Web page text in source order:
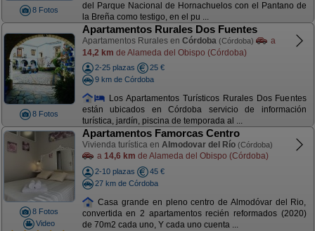
8 Fotos
del Parque Nacional de Hornachuelos con el Pantano de
la Breña como testigo, en el pu ...
8 Fotos
Apartamentos Rurales Dos Fuentes
Apartamentos Rurales en Córdoba (Córdoba)
a
14,2 km de Alameda del Obispo (Córdoba)
2-25 plazas
25 €
9 km de Córdoba
Los Apartamentos Turísticos Rurales Dos Fuentes
están ubicados en Córdoba servicio de información
turística, jardín, piscina de temporada al ...
8 Fotos
Video
Apartamentos Famorcas Centro
Vivienda turística en Almodovar del Río (Córdoba)
a 14,6 km de Alameda del Obispo (Córdoba)
2-10 plazas
45 €
27 km de Córdoba
Casa grande en pleno centro de Almodóvar del Rio,
convertida en 2 apartamentos recién reformados (2020)
de 70m2 cada uno, Y cada uno cuenta ...